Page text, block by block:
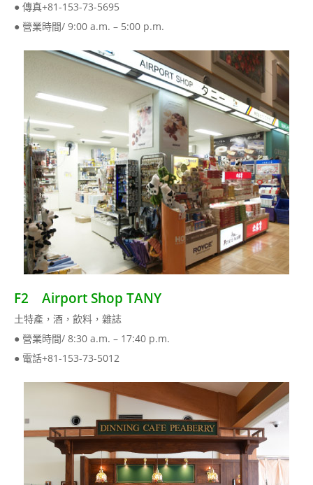
● 傳真+81-153-73-5695
● 營業時間/ 9:00 a.m. – 5:00 p.m.
F2 Airport Shop TANY
土特產，酒，飲料，雜誌
● 營業時間/ 8:30 a.m. – 17:40 p.m.
● 電話+81-153-73-5012